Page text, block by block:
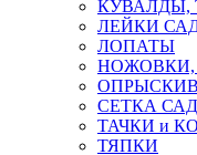
КУВАЛДЫ,
ЛЕЙКИ
ЛОПАТЫ
НОЖОВКИ,
СЕТКА
ТАЧКИ и
ТЯПКИ